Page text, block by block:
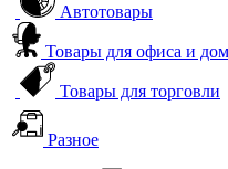
Автотовары
Товары для офиса и
Товары для торговли
Разное